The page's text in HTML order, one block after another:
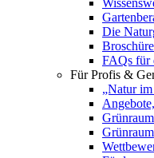
Die
FAQs für
Für Profis &
„Natur